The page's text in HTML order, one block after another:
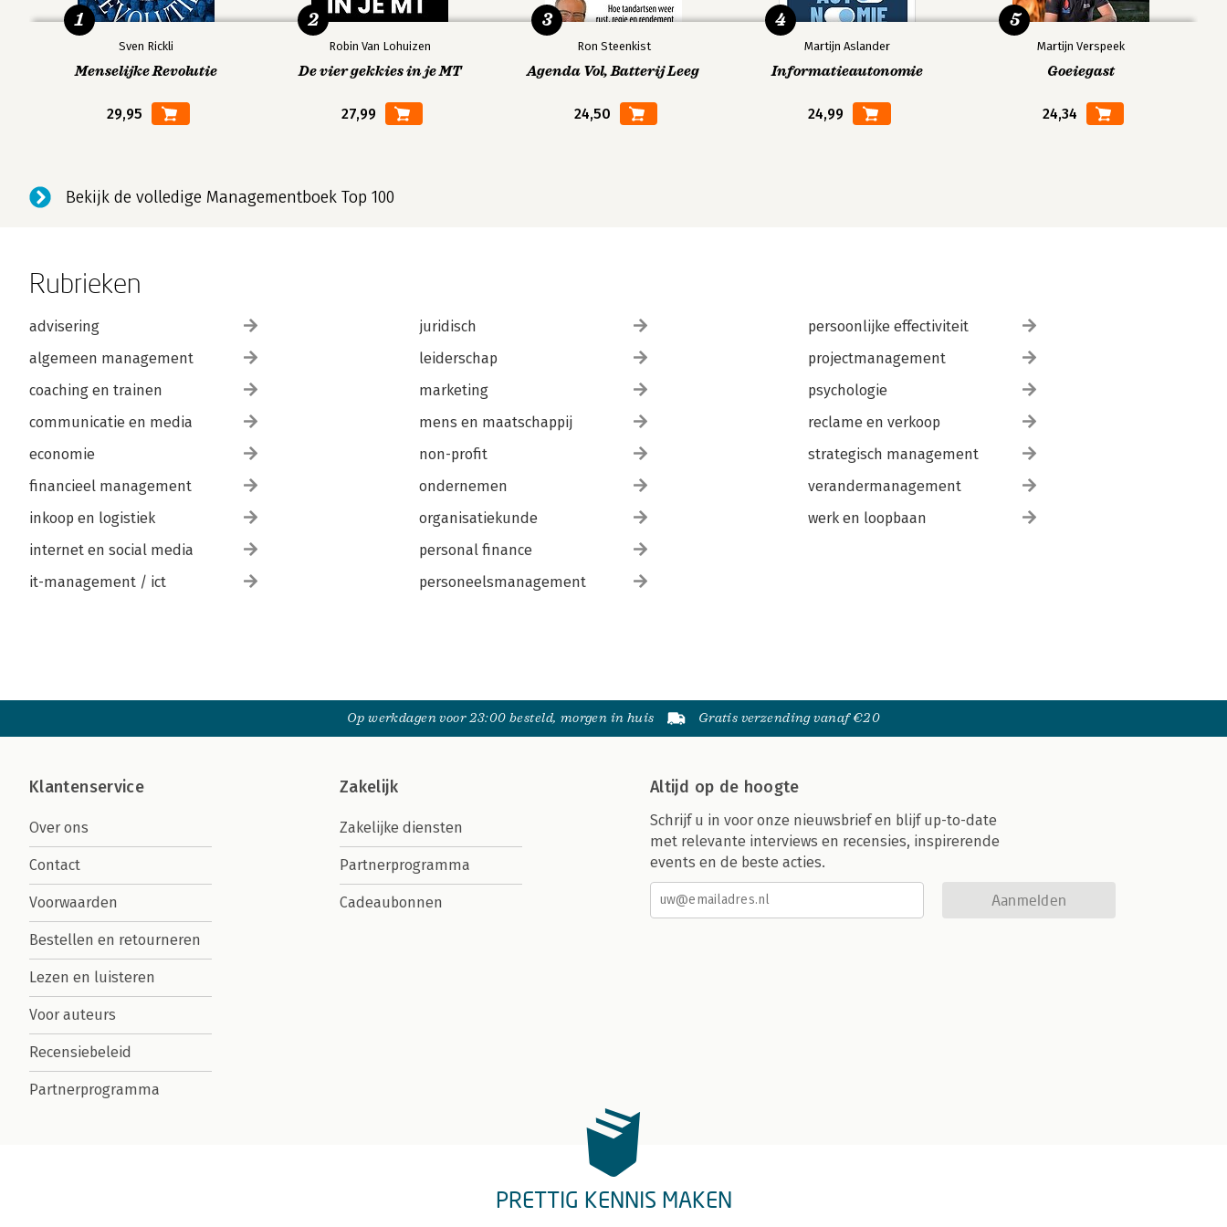
Sven Rickli
Menselijke Revolutie
29,95
1
Robin Van Lohuizen
De vier gekkies in je MT
27,99
2
Ron Steenkist
Agenda Vol, Batterij Leeg
24,50
3
Martijn Aslander
Informatieautonomie
24,99
4
Martijn Verspeek
Goeiegast
24,34
5
Bekijk de volledige Managementboek Top 100
Rubrieken
advisering
algemeen management
coaching en trainen
communicatie en media
economie
financieel management
inkoop en logistiek
internet en social media
it-management / ict
juridisch
leiderschap
marketing
mens en maatschappij
non-profit
ondernemen
organisatiekunde
personal finance
personeelsmanagement
persoonlijke effectiviteit
projectmanagement
psychologie
reclame en verkoop
strategisch management
verandermanagement
werk en loopbaan
Op werkdagen voor 23:00 besteld, morgen in huis Gratis verzending vanaf €20
Klantenservice
Over ons
Contact
Voorwaarden
Bestellen en retourneren
Lezen en luisteren
Voor auteurs
Recensiebeleid
Partnerprogramma
Zakelijk
Zakelijke diensten
Partnerprogramma
Cadeaubonnen
Altijd op de hoogte
Schrijf u in voor onze nieuwsbrief en blijf up-to-date
met relevante interviews en recensies, inspirerende
events en de beste acties.
Aanmelden
PRETTIG KENNIS MAKEN